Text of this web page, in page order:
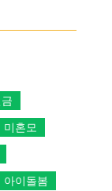
미혼모
아이돌봄